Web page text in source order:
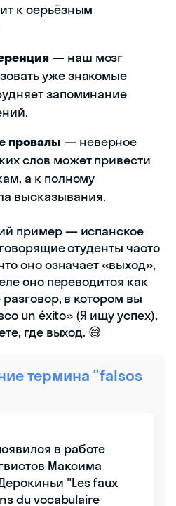
к серьёзным
— наш мозг
уже знакомые
запоминание
провалы — неверное
слов может привести
а к полному
высказывания.
пример — испанское
студенты часто
оно означает «выход»,
оно переводится как
в котором вы
un éxito» (Я ищу успех),
где выход. 😅
термина "falsos
в работе
Максима
"Les faux
du vocabulaire